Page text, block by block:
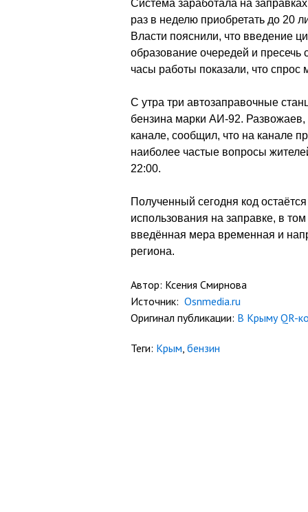
Система заработала на
раз в неделю приобретать до 20
Власти пояснили, что введение
образование очередей и
часы работы показали, что
С утра три автозаправочные
бензина марки АИ-92.
канале, сообщил, что на канале
наиболее частые вопросы
22:00.
Полученный сегодня код
использования на заправке, в
введённая мера временная и
региона.
Автор: Ксения Смирнова
Источник: Osnmedia.ru
Оригинал публикации: В Крыму QR-
Теги: Крым, бензин